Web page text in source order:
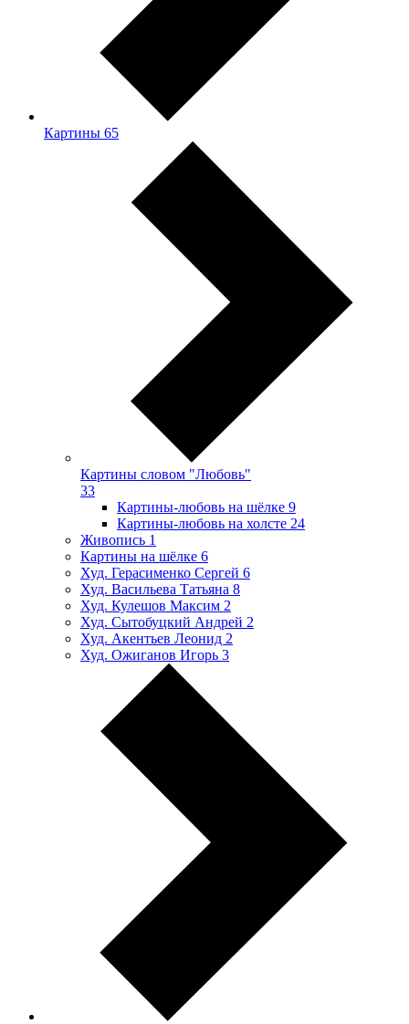
Картины 65
Картины словом "Любовь"
33
Картины-любовь на шёлке 9
Картины-любовь на холсте 24
Живопись 1
Картины на шёлке 6
Худ. Герасименко Сергей 6
Худ. Васильева Татьяна 8
Худ. Кулешов Максим 2
Худ. Сытобуцкий Андрей 2
Худ. Акентьев Леонид 2
Худ. Ожиганов Игорь 3